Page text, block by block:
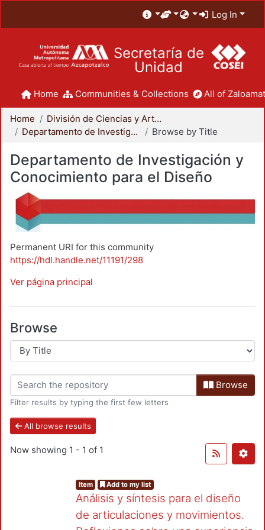
Log In
Secretaría de
Unidad
Home Communities & Collections All of
Home
División de Ciencias y Artes para el Diseño
Departamento de Investigación y Conocimiento para el Diseño
Browse by Title
Departamento de Investigación y
Conocimiento para el Diseño
Permanent URI for this community
https://hdl.handle.net/11191/298
Ver página principal
Browse
Browse
Filter results by typing the first few letters
All browse results
Now showing 1 - 1 of 1
Item Add to my list
Análisis y síntesis para el diseño
de articulaciones y movimientos.